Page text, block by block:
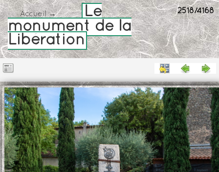
2518/4168
Accueil→
Le
monument de la
Libération